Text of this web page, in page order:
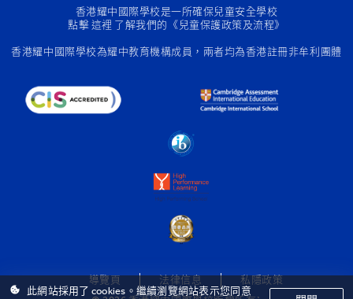
香港耀中國際學校是一所確保兒童安全學校
點擊 這裡 了解我們的《兒童保護政策及流程》
香港耀中國際學校為耀中教育機構成員 ，兩者均為香港註冊非牟利團體
導覽頁 法律信息
私隱政策
此網站採用了 cookies。繼續瀏覽網站表示您同意